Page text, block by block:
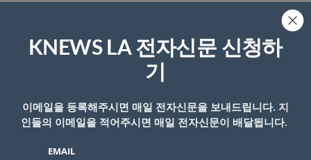
이메일 주소는 공개되지 않습니다. 필수 필드는*로 표시됩니
KNEWS LA 전자신문 신청하
기
이메일을 등록해주시면 매일 전자신문을 보내드립니다. 지
인들의 이메일을 적어주시면 매일 전자신문이 배달됩니다.
EMAIL